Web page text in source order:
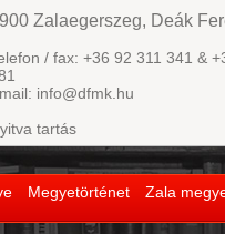
Megyetörténet Zala
Zalaegerszeg, Deák
/ fax: +36 92 311 341 &
info@dfmk.hu
tartás